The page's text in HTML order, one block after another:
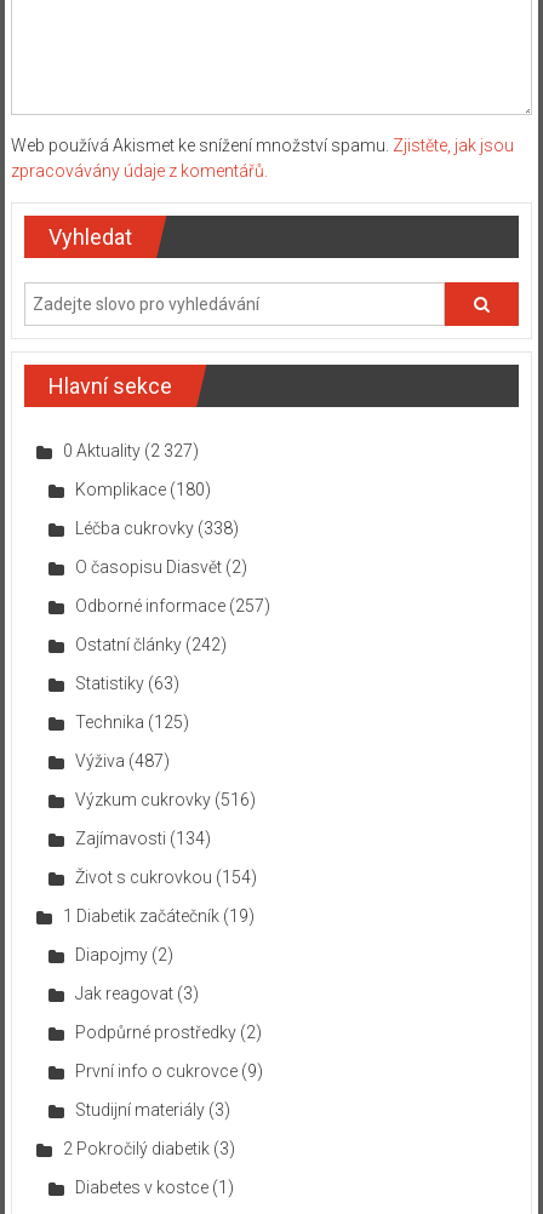
Web používá Akismet ke snížení množství spamu. Zjistěte, jak jsou
zpracovávány údaje z komentářů.
Vyhledat
Hlavní sekce
0 Aktuality(2 327)
Komplikace(180)
Léčba cukrovky(338)
O časopisu Diasvět(2)
Odborné informace(257)
Ostatní články(242)
Statistiky(63)
Technika (125)
Výživa (487)
Výzkum cukrovky(516)
Zajímavosti (134)
Život s cukrovkou (154)
1 Diabetik začátečník(19)
Diapojmy(2)
Jak reagovat(3)
Podpůrné prostředky(2)
První info o cukrovce(9)
Studijní materiály(3)
2 Pokročilý diabetik(3)
Diabetes v kostce(1)